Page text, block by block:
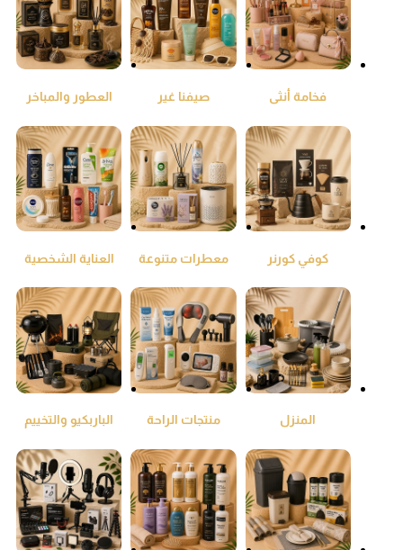
فخامة أنثى صيفنا غير
العطور والمباخر
كوفي كورنر
معطرات متنوعة
العناية الشخصية
المنزل
منتجات الراحة
الباربكيو والتخييم